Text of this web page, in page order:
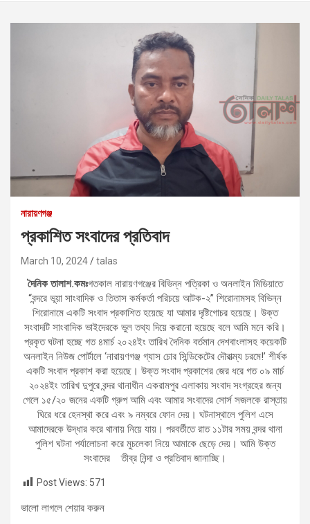
নারায়ণগঞ্জ
প্রকাশিত সংবাদের প্রতিবাদ
March 10, 2024 talas
দৈনিক তালাশ.কমঃগতকাল নারায়ণগঞ্জের বিভিন্ন পত্রিকা ও অনলাইন মিডিয়াতে
“বন্দরে ভূয়া সাংবাদিক ও তিতাস কর্মকর্তা পরিচয়ে আটক-২” শিরোনামসহ বিভিন্ন
শিরোনামে একটি সংবাদ প্রকাশিত হয়েছে যা আমার দৃষ্টিগোচর হয়েছে। উক্ত
সংবাদটি সাংবাদিক ভাইদেরকে ভুল তথ্য দিয়ে করানো হয়েছে বলে আমি মনে করি।
প্রকৃত ঘটনা হচ্ছে গত ৪মার্চ ২০২৪ইং তারিখ দৈনিক বর্তমান দেশবাংলাসহ কয়েকটি
অনলাইন নিউজ পোর্টালে ‘নারায়ণগঞ্জ গ্যাস চোর সিন্ডিকেটের দৌরাত্ম্য চরমে!’ শীর্ষক
একটি সংবাদ প্রকাশ করা হয়েছে। উক্ত সংবাদ প্রকাশের জের ধরে গত ০৯ মার্চ
২০২৪ইং তারিখ দুপুরে বন্দর থানাধীন একরামপুর এলাকায় সংবাদ সংগ্রহের জন্য
গেলে ১৫/২০ জনের একটি গ্রুপ আমি এবং আমার সংবাদের সোর্স সজলকে রাস্তায়
ঘিরে ধরে হেনস্থা করে এবং ৯ নম্বরে ফোন দেয়। ঘটনাস্থালে পুলিশ এসে
আমাদেরকে উদ্ধার করে থানায় নিয়ে যায়। পরবর্তীতে রাত ১১টার সময় বন্দর থানা
পুলিশ ঘটনা পর্যালোচনা করে মুচলেকা নিয়ে আমাকে ছেড়ে দেয়। আমি উক্ত
সংবাদের তীব্র নিন্দা ও প্রতিবাদ জানাচ্ছি।
Post Views: 571
ভালো লাগলে শেয়ার করুন